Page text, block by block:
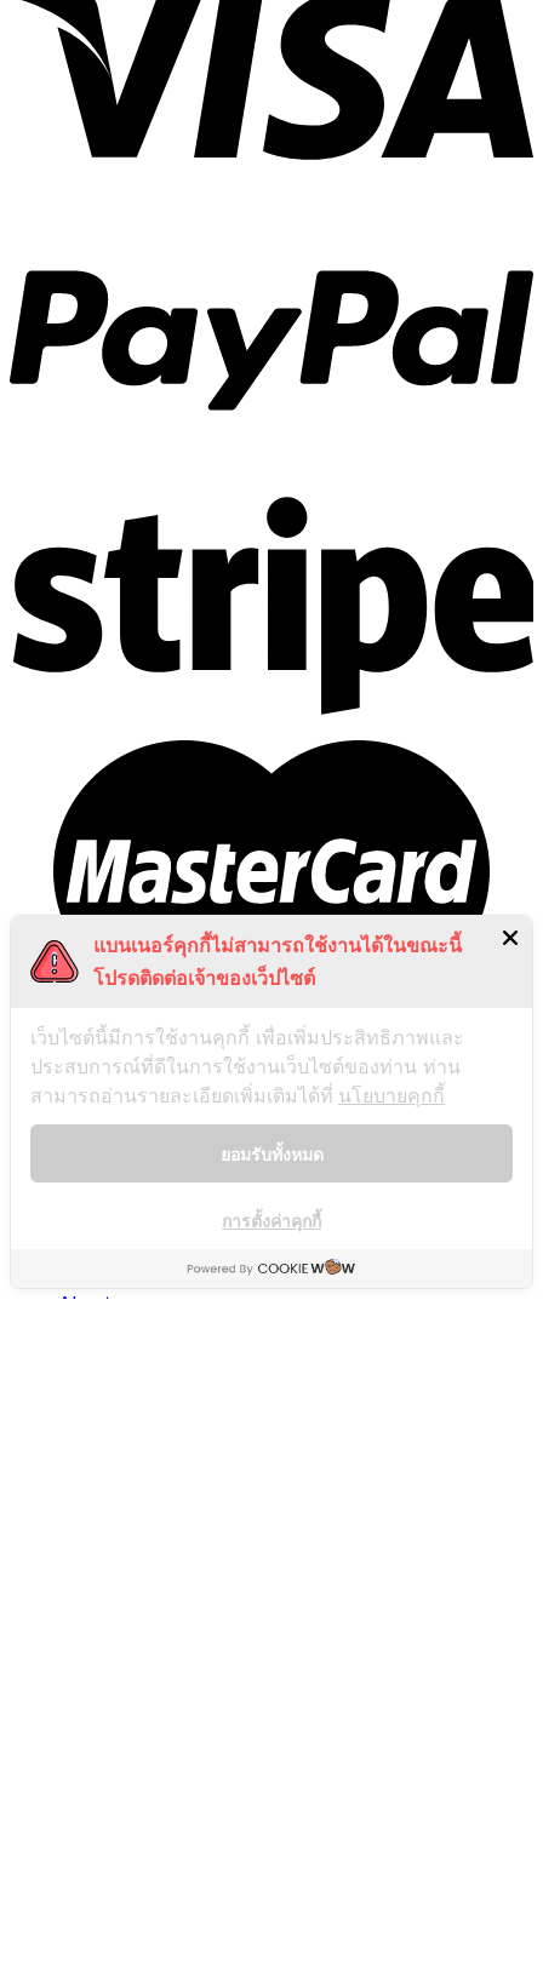
About
แบนเนอร์คุกกี้ไม่สามารถใช้งานได้ในขณะนี้
โปรดติดต่อเจ้าของเว็ปไซต์
เว็บไซต์นี้มีการใช้งานคุกกี้ เพื่อเพิ่มประสิทธิภาพและ
ประสบการณ์ที่ดีในการใช้งานเว็บไซต์ของท่าน ท่าน
สามารถอ่านรายละเอียดเพิ่มเติมได้ที่ นโยบายคุกกี้
ยอมรับทั้งหมด
การตั้งค่าคุกกี้